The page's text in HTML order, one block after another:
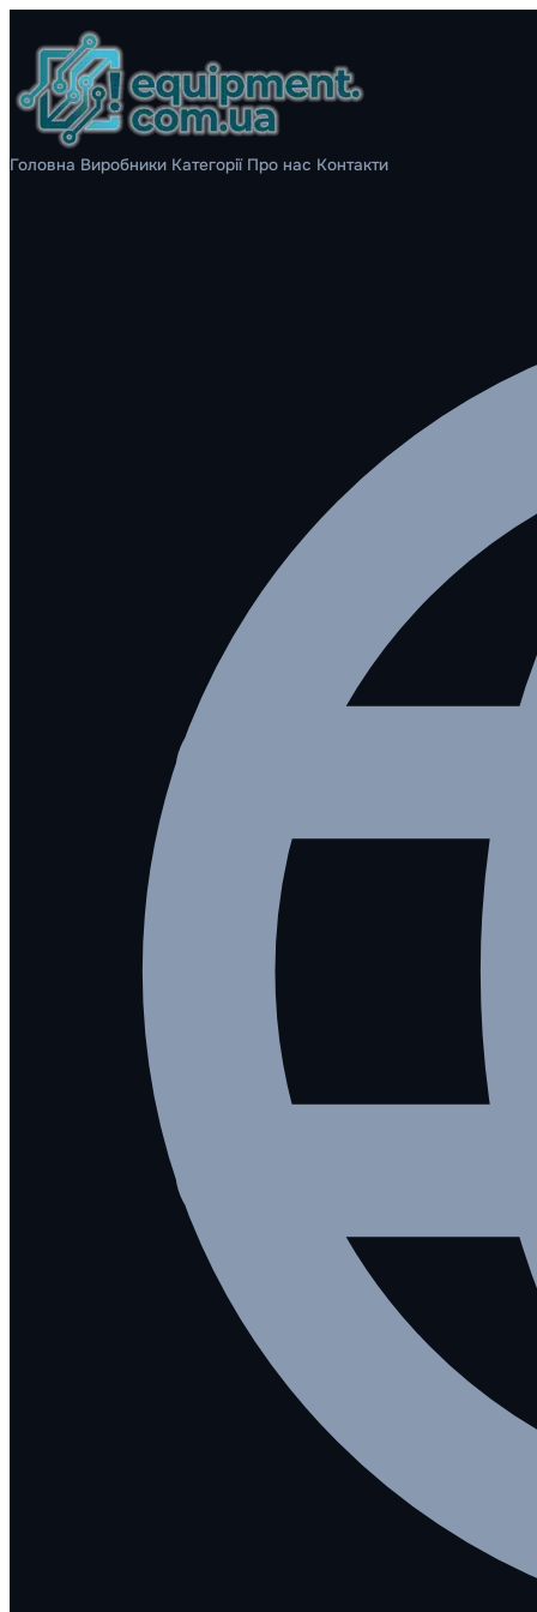
Головна Виробники Категорії Про нас Контакти